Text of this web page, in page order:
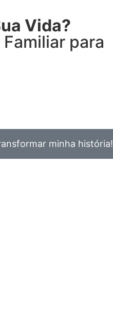
Vida?
para
minha história!